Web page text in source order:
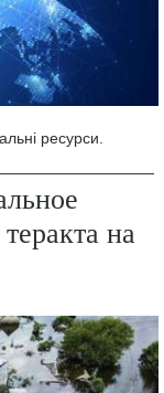
ресурси.
на